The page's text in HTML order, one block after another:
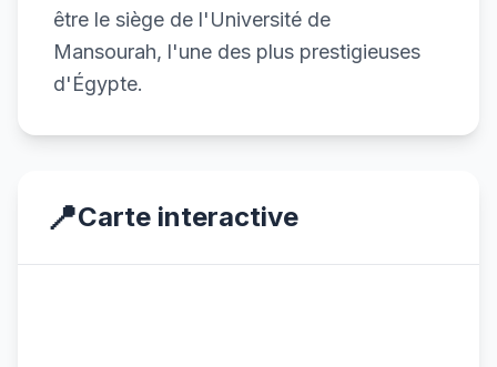
être le siège de l'Université de
Mansourah, l'une des plus prestigieuses
d'Égypte.
📍Carte interactive